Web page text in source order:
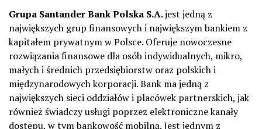
Grupa Santander Bank Polska S.A.jest jedną z
największych grup finansowych i największym bankiem z
kapitałem prywatnym w Polsce. Oferuje nowoczesne
rozwiązania finansowe dla osób indywidualnych, mikro,
małych i średnich przedsiębiorstw oraz polskich i
międzynarodowych korporacji. Bank ma jedną z
największych sieci oddziałów i placówek partnerskich, jak
również świadczy usługi poprzez elektroniczne kanały
dostępu, w tym bankowość mobilną. Jest jednym z